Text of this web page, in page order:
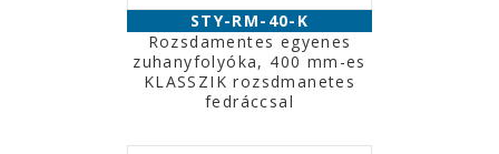
STY-RM-40-K
Rozsdamentes egyenes
zuhanyfolyóka, 400 mm-es
KLASSZIK rozsdmanetes
fedráccsal